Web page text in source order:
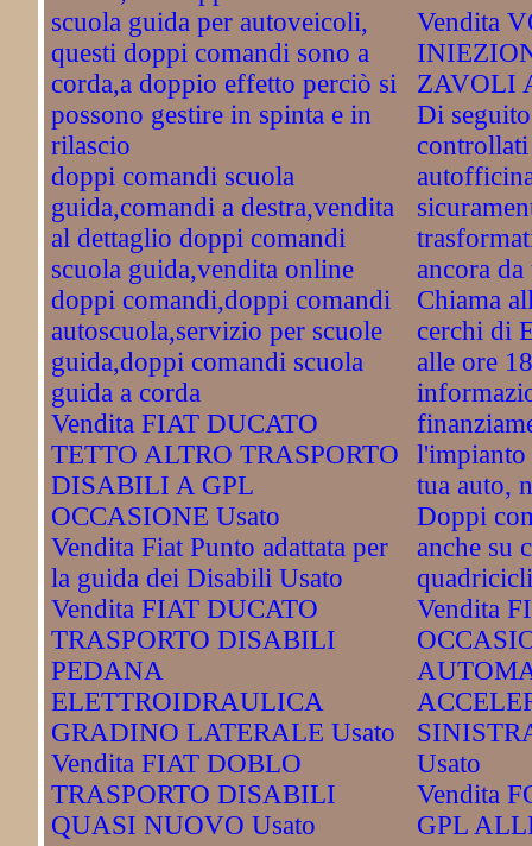
scuola guida per autoveicoli,
questi doppi comandi sono a
corda,a doppio effetto perciò si
possono gestire in spinta e in
rilascio
doppi comandi scuola
guida,comandi a destra,vendita
al dettaglio doppi comandi
scuola guida,vendita online
doppi comandi,doppi comandi
autoscuola,servizio per scuole
guida,doppi comandi scuola
guida a corda
Vendita FIAT DUCATO
TETTO ALTRO TRASPORTO
DISABILI A GPL
OCCASIONE Usato
Vendita Fiat Punto adattata per
la guida dei Disabili Usato
Vendita FIAT DUCATO
TRASPORTO DISABILI
PEDANA
ELETTROIDRAULICA
GRADINO LATERALE Usato
Vendita FIAT DOBLO
TRASPORTO DISABILI
QUASI NUOVO Usato
Vendita
ZAVOLI
Di
ancora
Chiama
cerchi di
alle ore
l'impianto
tua auto,
Doppi
anche su
Vendita
Usato
Vendita
GPL